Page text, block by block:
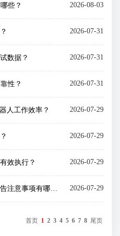
些？ 2026-08-03
2026-07-31
数据？ 2026-07-31
性？ 2026-07-31
人工作效率？ 2026-07-29
2026-07-29
效执行？ 2026-07-29
自动化测试报告和手工测试报告注意事项有哪些？ 2026-07-29
首页 1 2 3 4 5 6 7 8 尾页